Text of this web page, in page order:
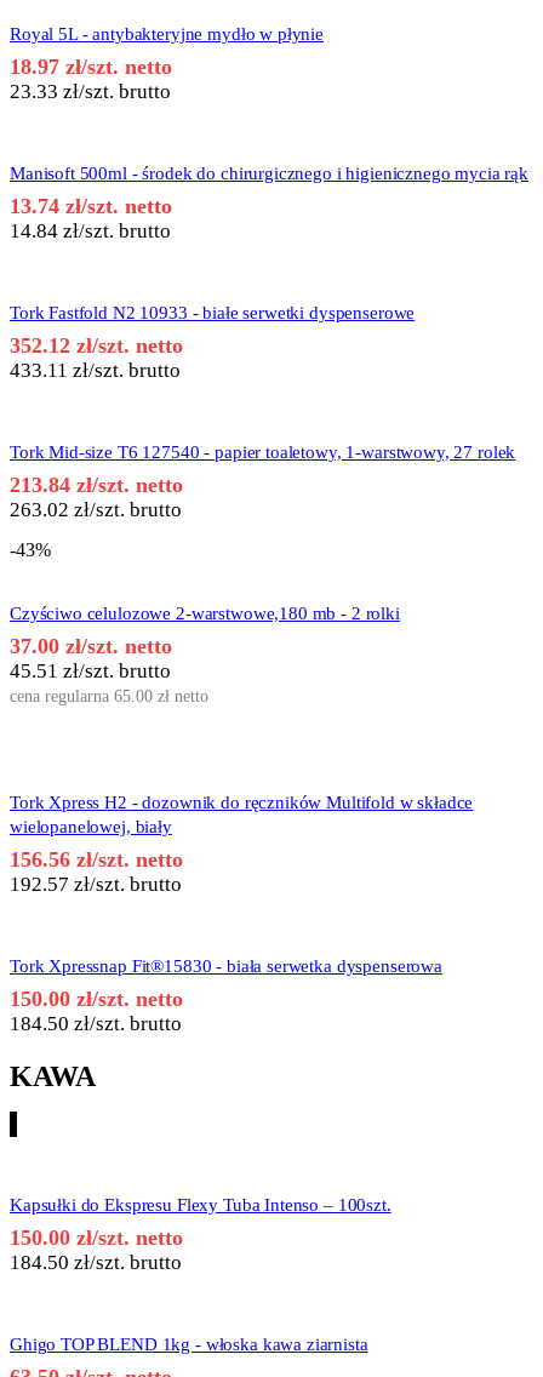
Royal 5L - antybakteryjne mydło w płynie
18.97 zł/szt. netto
23.33 zł/szt. brutto
Manisoft 500ml - środek do chirurgicznego i higienicznego mycia rąk
13.74 zł/szt. netto
14.84 zł/szt. brutto
Tork Fastfold N2 10933 - białe serwetki dyspenserowe
352.12 zł/szt. netto
433.11 zł/szt. brutto
Tork Mid-size T6 127540 - papier toaletowy, 1-warstwowy, 27 rolek
213.84 zł/szt. netto
263.02 zł/szt. brutto
-43%
Czyściwo celulozowe 2-warstwowe,180 mb - 2 rolki
37.00 zł/szt. netto
45.51 zł/szt. brutto
cena regularna 65.00 zł netto
Tork Xpress H2 - dozownik do ręczników Multifold w składce
wielopanelowej, biały
156.56 zł/szt. netto
192.57 zł/szt. brutto
Tork Xpressnap Fit®15830 - biała serwetka dyspenserowa
150.00 zł/szt. netto
184.50 zł/szt. brutto
KAWA
Kapsułki do Ekspresu Flexy Tuba Intenso – 100szt.
150.00 zł/szt. netto
184.50 zł/szt. brutto
Ghigo TOP BLEND 1kg - włoska kawa ziarnista